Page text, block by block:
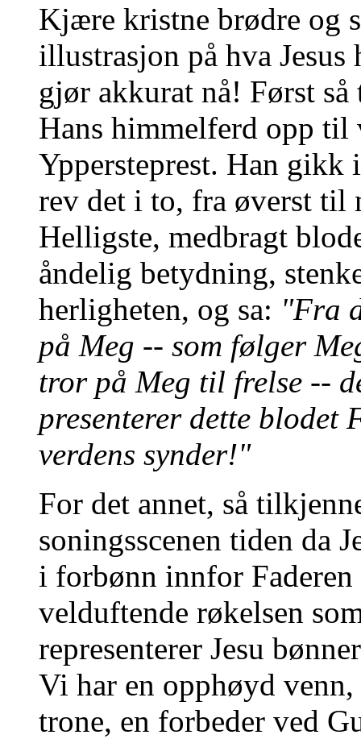
Kjære kristne brødre og
illustrasjon på hva
gjør akkurat nå! Først
Hans himmelferd opp til
Yppersteprest. Han
rev det i to, fra øverst til
Helligste, medbragt
åndelig betydning,
herligheten, og sa: "Fra
på Meg -- som følger
tror på Meg til frelse --
presenterer dette blodet
verdens synder!"
For det annet, så
soningsscenen tiden da
i forbønn innfor
velduftende røkelsen
representerer Jesu
Vi har en opphøyd venn,
trone, en forbeder ved